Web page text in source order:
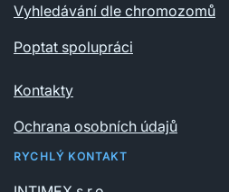
Vyhledávání dle chromozomů
Poptat spolupráci
Kontakty
Ochrana osobních údajů
RYCHLÝ KONTAKT